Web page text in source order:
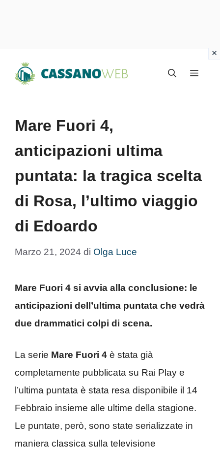
Menu
Mare Fuori 4,
anticipazioni ultima
puntata: la tragica scelta
di Rosa, l’ultimo viaggio
di Edoardo
Marzo 21, 2024 di Olga Luce
Mare Fuori 4 si avvia alla conclusione: le
anticipazioni dell’ultima puntata che vedrà
due drammatici colpi di scena.
La serie Mare Fuori 4 è stata già
completamente pubblicata su Rai Play e
l’ultima puntata è stata resa disponibile il 14
Febbraio insieme alle ultime della stagione.
Le puntate, però, sono state serializzate in
maniera classica sulla televisione